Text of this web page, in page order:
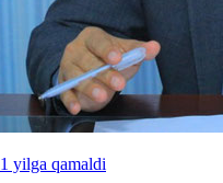
yilga qamaldi